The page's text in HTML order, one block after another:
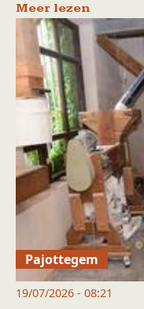
Meer lezen
Pajottegem
19/07/2026 - 08:21